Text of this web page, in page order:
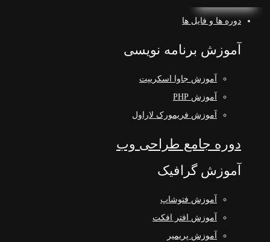
دوره ها و فایل ها
آموزش برنامه نویسی
آموزش جاوا اسکریپت
آموزش PHP
آموزش فریمورک لاراول
دوره جامع طراحی وب
آموزش گرافیک
آموزش فتوشاپ
آموزش افتر افکت
آموزش پریمیر